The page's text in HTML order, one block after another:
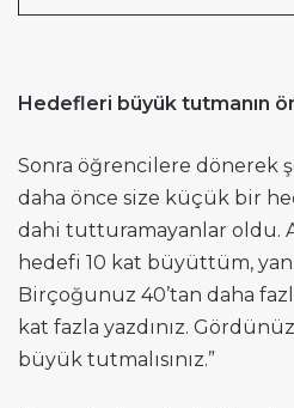
Hedefleri büyük tutmanın
Sonra öğrencilere dönerek
daha önce size küçük bir
dahi tutturamayanlar oldu.
hedefi 10 kat büyüttüm,
Birçoğunuz 40’tan daha
kat fazla yazdınız.
büyük tutmalısınız.”